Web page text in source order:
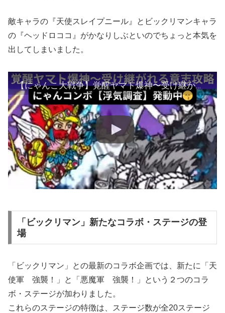
敵キャラの『天使スレイプニール』とビックリマンキャラ
の『ヘッドロココ』がかなりしぶといのでちょっと本気を
出してしまいました。
【にゃんこ大戦争】覚醒ヤマト爆神〜受け継がれる意志極ムズ❣️にゃんコンボ【浮気調査】発動中😙
「ビックリマン」新たなコラボ・ステージの登
場
「ビックリマン」との最新のコラボ企画では、新たに「天
使軍 強襲！」と「悪魔軍 強襲！」という２つのコラ
ボ・ステージが加わりました。
これらのステージの特徴は、ステージ数が全20ステージ